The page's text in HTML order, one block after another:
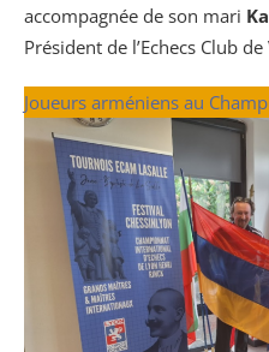
accompagnée de son mari
Président de l’Echecs Club
Joueurs arméniens au